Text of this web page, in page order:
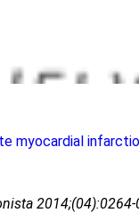
myocardial